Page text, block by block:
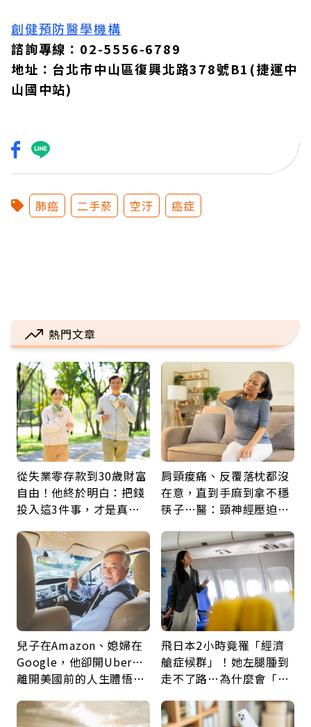
創健預防醫學機構
諮詢專線：02-5556-6789
地址：台北市中山區復興北路378號B1(捷運中
山國中站)
肺癌 二手菸 空汙 癌症
熱門文章
從失業零存款到30歲財富
自由！他終於明白：把錢
投入這3件事，才是真正
肩頸痠痛、反覆落枕都沒
在意，直到手麻到拿不穩
筷子…醫：頸神經壓迫上
鍵
兒子在Amazon、媳婦在
Google，他卻開Uber…
離開美國前的人生體悟：
飛日本2小時竟罹「經濟
艙症候群」！她左腿腫到
走不了路…為什麼會「靜
注意